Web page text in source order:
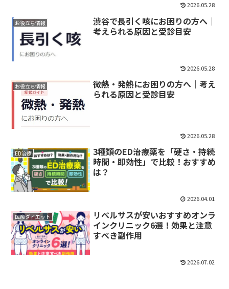
2026.05.28
お役立ち情報
渋谷で長引く咳にお困りの方へ｜
考えられる原因と受診目安
2026.05.28
お役立ち情報
微熱・発熱にお困りの方へ｜考え
られる原因と受診目安
2026.05.28
ED治療
3種類のED治療薬を「硬さ・持続
時間・即効性」で比較！おすすめ
は？
2026.04.01
医療ダイエット
リベルサスが安いおすすめオンラ
インクリニック6選！効果と注意
すべき副作用
2026.07.02